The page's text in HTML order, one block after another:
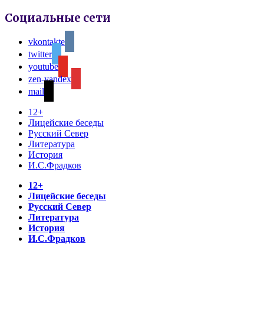
Социальные сети
vkontakte
twitter
youtube
zen-yandex
mail
12+
Лицейские беседы
Русский Север
Литература
История
И.С.Фрадков
12+
Лицейские беседы
Русский Север
Литература
История
И.С.Фрадков